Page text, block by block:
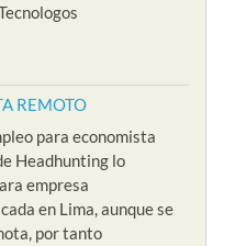
REMOTO
para economista
Headhunting lo
empresa
en Lima, aunque se
por tanto